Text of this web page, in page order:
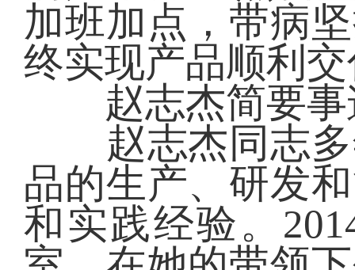
加班加点，带病
终实现产品顺利
赵志杰简要事
赵志杰同志多
品的生产、研发
和实践经验。